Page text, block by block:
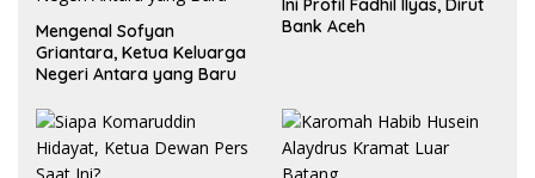
Mengenal Sofyan
Griantara, Ketua Keluarga
Negeri Antara yang Baru
Ini Profil Fadhil Ilyas, Dirut
Bank Aceh